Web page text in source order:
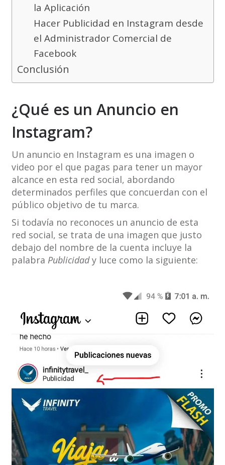
la Aplicación
Hacer Publicidad en Instagram desde
el Administrador Comercial de
Facebook
Conclusión
¿Qué es un Anuncio en
Instagram?
Un anuncio en Instagram es una imagen o
video por el que pagas para tener un mayor
alcance en esta red social, abordando
determinados perfiles que concuerdan con el
público objetivo de tu marca.
Si todavía no reconoces un anuncio de esta
red social, se trata de una imagen que justo
debajo del nombre de la cuenta incluye la
palabra Publicidady luce como la siguiente: